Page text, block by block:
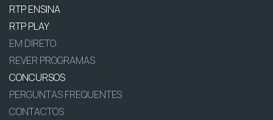
RTP ENSINA
RTP PLAY
EM DIRETO
REVER PROGRAMAS
CONCURSOS
PERGUNTAS FREQUENTES
CONTACTOS